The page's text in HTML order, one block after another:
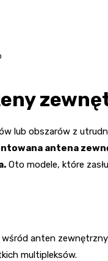
lub obszarów z
antena
Oto modele, które
anten
multipleksów.